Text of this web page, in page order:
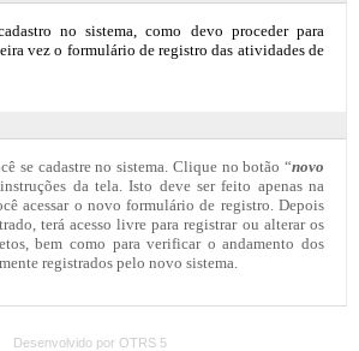
Desenvolvido por OTRS 5